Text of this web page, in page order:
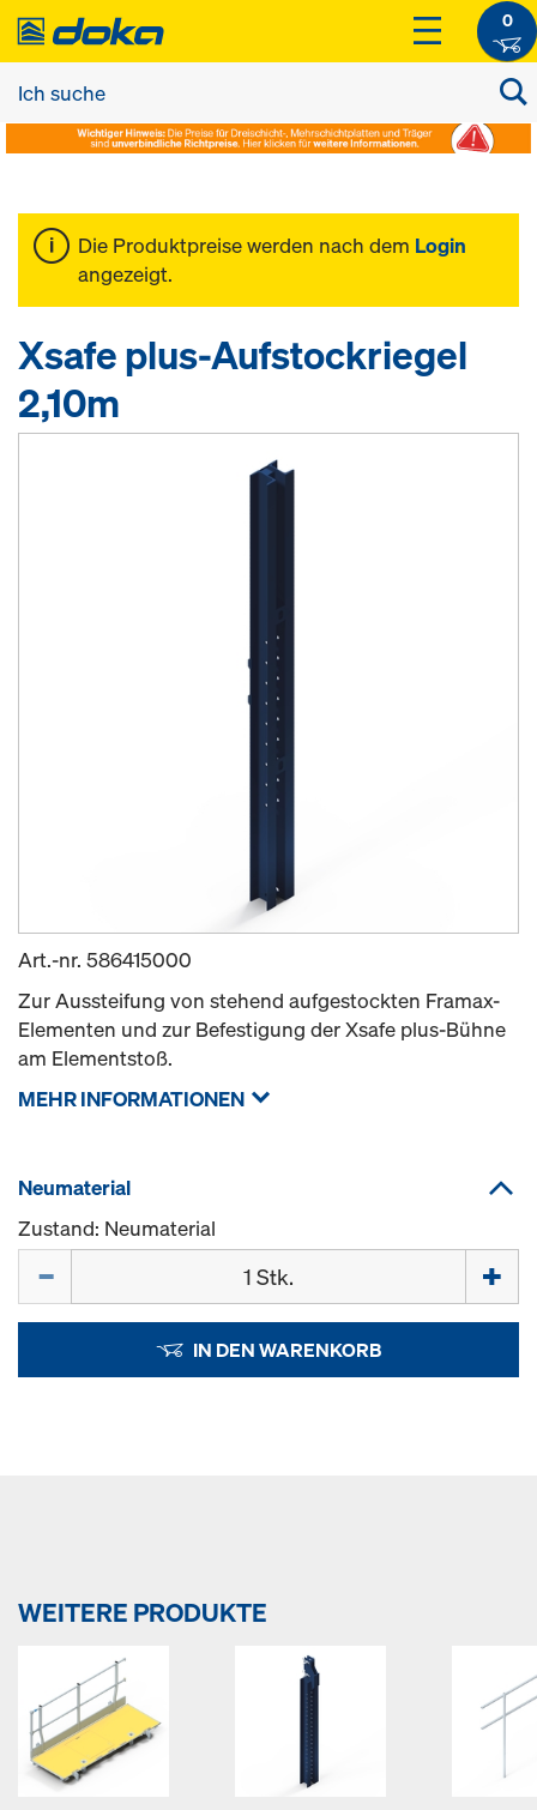
0
Die Produktpreise werden nach dem Login
angezeigt.
Xsafe plus-Aufstockriegel
2,10m
Art.-nr. 586415000
Zur Aussteifung von stehend aufgestockten Framax-
Elementen und zur Befestigung der Xsafe plus-Bühne
am Elementstoß.
MEHR INFORMATIONEN
Neumaterial
Zustand: Neumaterial
IN DEN WARENKORB
WEITERE PRODUKTE